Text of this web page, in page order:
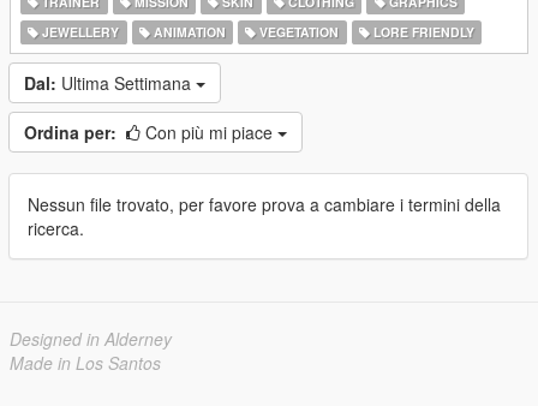
JEWELLERY
ANIMATION VEGETATION LORE FRIENDLY
Dal: Ultima Settimana
Ordina per: Con più mi piace
Nessun file trovato, per favore prova a cambiare i termini della
ricerca.
Designed in Alderney
Made in Los Santos